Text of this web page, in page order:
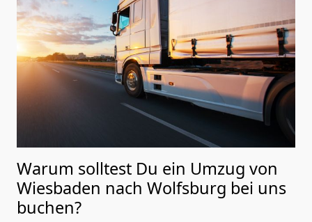
Warum solltest Du ein Umzug von
Wiesbaden nach Wolfsburg bei uns
buchen?